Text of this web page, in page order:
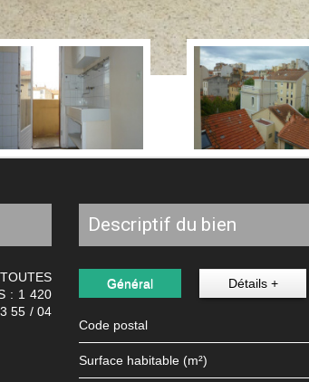
: 1 420
55 / 04
descriptif du bien
Général Détails +
Code postal
Surface habitable (m²)